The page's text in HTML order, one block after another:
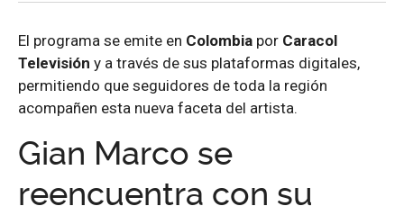
El programa se emite en Colombia por Caracol
Televisión y a través de sus plataformas digitales,
permitiendo que seguidores de toda la región
acompañen esta nueva faceta del artista.
Gian Marco se
reencuentra con su